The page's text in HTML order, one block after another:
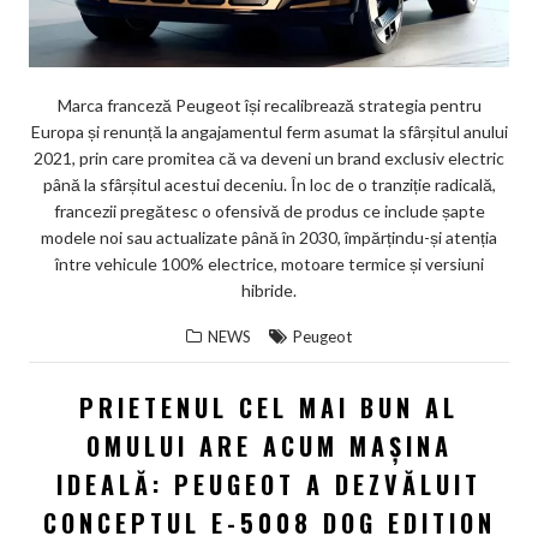
Marca franceză Peugeot își recalibrează strategia pentru
Europa și renunță la angajamentul ferm asumat la sfârșitul anului
2021, prin care promitea că va deveni un brand exclusiv electric
până la sfârșitul acestui deceniu. În loc de o tranziție radicală,
francezii pregătesc o ofensivă de produs ce include șapte
modele noi sau actualizate până în 2030, împărțindu-și atenția
între vehicule 100% electrice, motoare termice și versiuni
hibride.
NEWS Peugeot
PRIETENUL CEL MAI BUN AL
OMULUI ARE ACUM MAȘINA
IDEALĂ: PEUGEOT A DEZVĂLUIT
CONCEPTUL E-5008 DOG EDITION